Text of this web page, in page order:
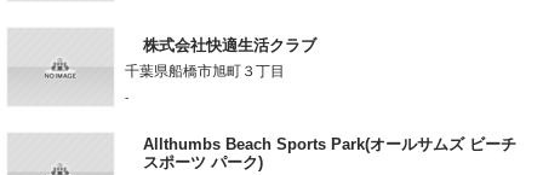
株式会社快適生活クラブ
千葉県船橋市旭町３丁目
-
Allthumbs Beach Sports Park(オールサムズ ビーチ
スポーツ パーク)